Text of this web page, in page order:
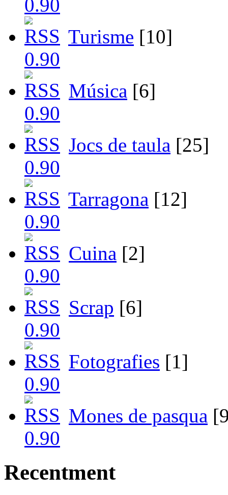
Turisme [10]
Música [6]
Jocs de taula [25]
Tarragona [12]
Cuina [2]
Scrap [6]
Fotografies [1]
Mones de pasqua
Recentment